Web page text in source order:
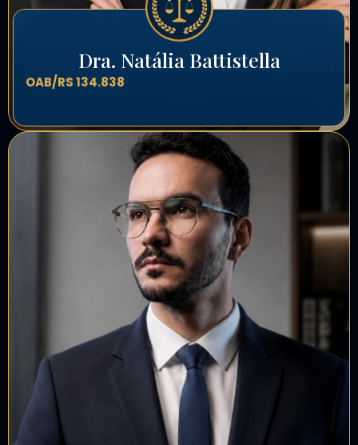
Dra. Natália Battistella
OAB/RS 134.838